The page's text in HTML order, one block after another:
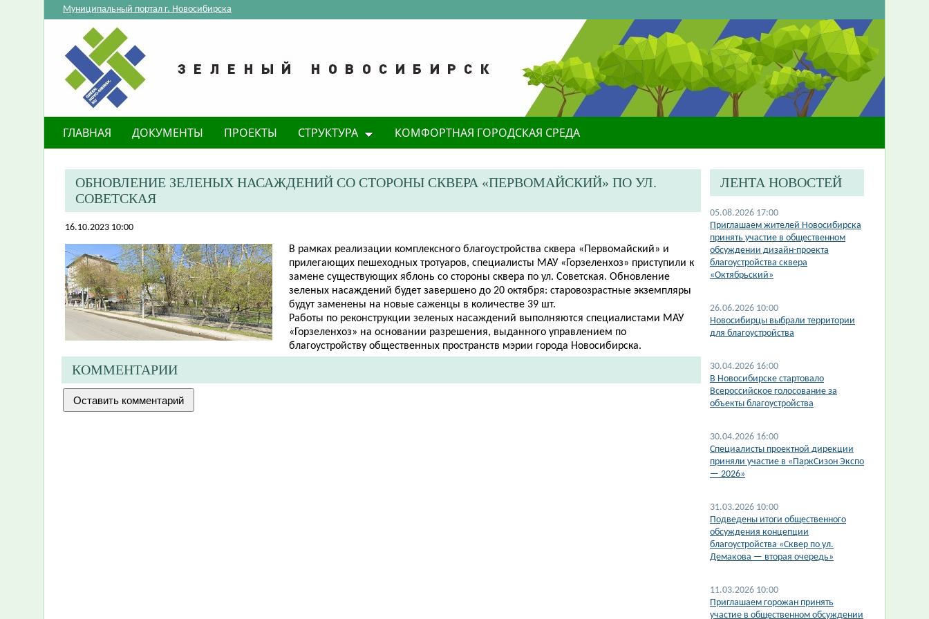
Муниципальный портал г. Новосибирска
ГЛАВНАЯ ДОКУМЕНТЫ ПРОЕКТЫ СТРУКТУРА КОМФОРТНАЯ ГОРОДСКАЯ СРЕДА
ОБНОВЛЕНИЕ ЗЕЛЕНЫХ НАСАЖДЕНИЙ СО СТОРОНЫ СКВЕРА «ПЕРВОМАЙСКИЙ» ПО УЛ.
СОВЕТСКАЯ
16.10.2023 10:00
​В рамках реализации комплексного благоустройства сквера «Первомайский» и
прилегающих пешеходных тротуаров, специалисты МАУ «Горзеленхоз» приступили к
замене существующих яблонь со стороны сквера по ул. Советская. Обновление
зеленых насаждений будет завершено до 20 октября: старовозрастные экземпляры
будут заменены на новые саженцы в количестве 39 шт.
Работы по реконструкции зеленых насаждений выполняются специалистами МАУ
«Горзеленхоз» на основании разрешения, выданного управлением по
благоустройству общественных пространств мэрии города Новосибирска.
КОММЕНТАРИИ
ЛЕНТА НОВОСТЕЙ
05.08.2026 17:00
​Приглашаем жителей Новосибирска
принять участие в общественном
обсуждении дизайн-проекта
благоустройства сквера
«Октябрьский»
26.06.2026 10:00
​Новосибирцы выбрали территории
для благоустройства
30.04.2026 16:00
В Новосибирске стартовало
Всероссийское голосование за
объекты благоустройства
30.04.2026 16:00
​Специалисты проектной дирекции
приняли участие в «ПаркСизон Экспо
— 2026»
31.03.2026 10:00
Подведены итоги общественного
обсуждения концепции
благоустройства «Сквер по ул.
Демакова — вторая очередь»
11.03.2026 10:00
Приглашаем горожан принять
участие в общественном обсуждении